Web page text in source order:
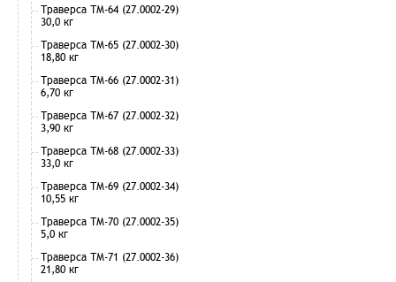
Траверса ТМ-64 (27.0002-29)
30,0 кг
Траверса ТМ-65 (27.0002-30)
18,80 кг
Траверса ТМ-66 (27.0002-31)
6,70 кг
Траверса ТМ-67 (27.0002-32)
3,90 кг
Траверса ТМ-68 (27.0002-33)
33,0 кг
Траверса ТМ-69 (27.0002-34)
10,55 кг
Траверса ТМ-70 (27.0002-35)
5,0 кг
Траверса ТМ-71 (27.0002-36)
21,80 кг